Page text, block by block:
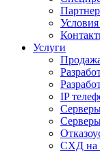
Услуги
IP
СХД на